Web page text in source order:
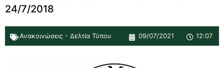
24/7/2018
Ανακοινώσεις - Δελτία Τύπου 09/07/2021 12:07